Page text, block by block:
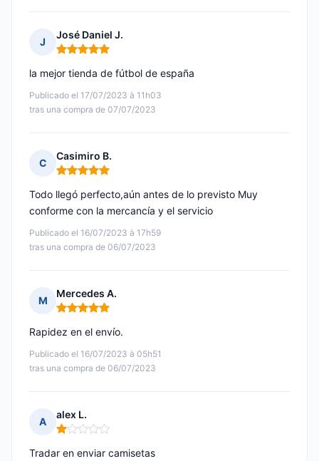
J
José Daniel J.
Nota: 5 de 5
Publicado el 17/07/2023 à 11h03
tras una compra de 07/07/2023
la mejor tienda de fútbol de españa
C
Casimiro B.
Nota: 5 de 5
Publicado el 16/07/2023 à 17h59
tras una compra de 06/07/2023
Todo llegó perfecto,aún antes de lo previsto Muy
conforme con la mercancía y el servicio
M
Mercedes A.
Nota: 5 de 5
Publicado el 16/07/2023 à 05h51
tras una compra de 06/07/2023
Rapidez en el envío.
A
alex L.
Nota: 1 de 5
Tradar en enviar camisetas